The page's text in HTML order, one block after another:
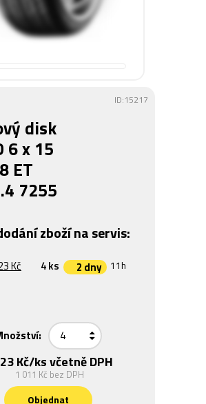
ID:15217
disk
6 x 15
ET
7255
zboží na servis:
Kč 4 ks 2 dny 11h
Kč/ks včetně DPH
1 011 Kč bez DPH
Objednat